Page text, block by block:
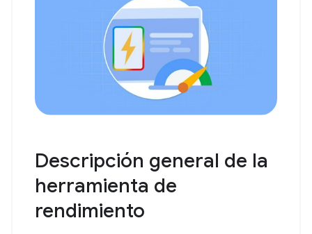
Descripción general de la
herramienta de
rendimiento